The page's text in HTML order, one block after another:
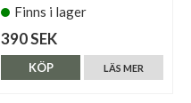
Finns i lager
390 SEK
LÄS MER
KÖP